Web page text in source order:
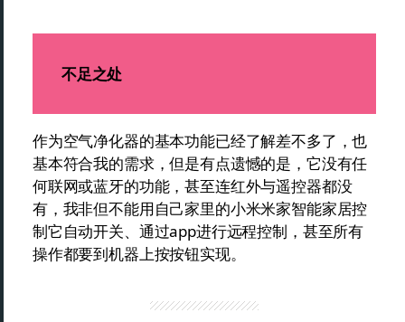
不足之处
作为空气净化器的基本功能已经了解差不多了，也
基本符合我的需求，但是有点遗憾的是，它没有任
何联网或蓝牙的功能，甚至连红外与遥控器都没
有，我非但不能用自己家里的小米米家智能家居控
制它自动开关、通过app进行远程控制，甚至所有
操作都要到机器上按按钮实现。